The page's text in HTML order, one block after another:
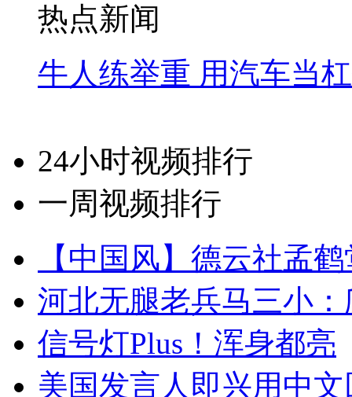
热点新闻
牛人练举重 用汽车当
24小时视频排行
一周视频排行
【中国风】德云社孟
河北无腿老兵马三小
信号灯Plus！浑身都亮
美国发言人即兴用中